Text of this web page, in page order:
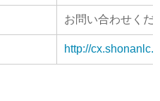
お問い合わせくだ
http://